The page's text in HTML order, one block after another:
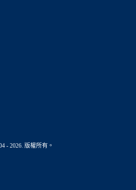
- 2026. 版權所有。